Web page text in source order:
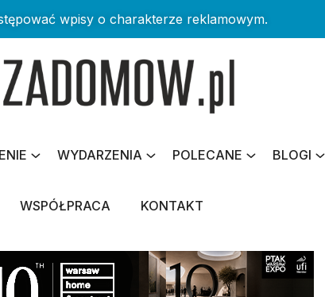
wpisy o charakterze reklamowym.
WYDARZENIA POLECANE BLOGI
WSPÓŁPRACA KONTAKT